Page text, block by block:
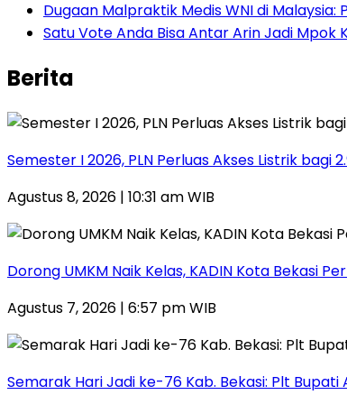
‎Dugaan Malpraktik Medis WNI di
Satu Vote Anda Bisa Antar Arin Jadi Mpok
Berita
Semester I 2026, PLN Perluas Akses Listrik bagi
Agustus 8, 2026 | 10:31 am WIB
Dorong UMKM Naik Kelas, KADIN Kota Bekasi
Agustus 7, 2026 | 6:57 pm WIB
‎Semarak Hari Jadi ke-76 Kab. Bekasi: Plt